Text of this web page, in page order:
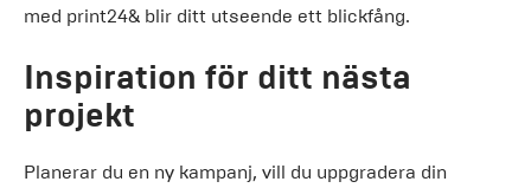
med print24& blir ditt utseende ett blickfång.
Inspiration för ditt nästa
projekt
Planerar du en ny kampanj, vill du uppgradera din